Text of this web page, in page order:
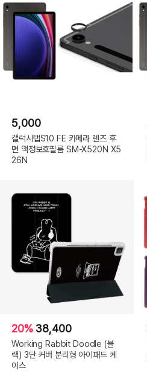
5,000
갤럭시탭S10 FE 카메라 렌즈 후
면 액정보호필름 SM-X520N X5
26N
20% 38,400
Working Rabbit Doodle (블
랙) 3단 커버 분리형 아이패드 케
이스